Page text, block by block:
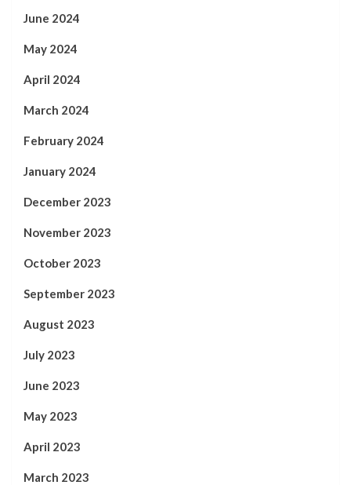
June 2024
May 2024
April 2024
March 2024
February 2024
January 2024
December 2023
November 2023
October 2023
September 2023
August 2023
July 2023
June 2023
May 2023
April 2023
March 2023